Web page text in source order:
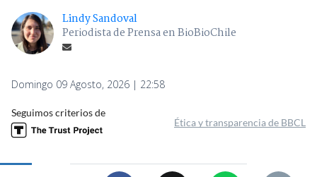
Lindy Sandoval
Periodista de Prensa en BioBioChile
Domingo 09 Agosto, 2026 | 22:58
Seguimos criterios de
Ética y transparencia de BBCL